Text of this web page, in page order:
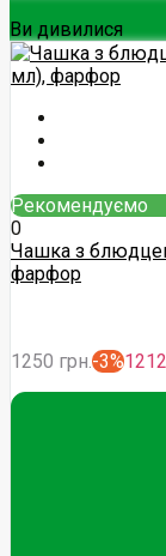
Ви дивилися
Рекомендуємо
0
Чашка з
фарфор
1250 грн.-3%